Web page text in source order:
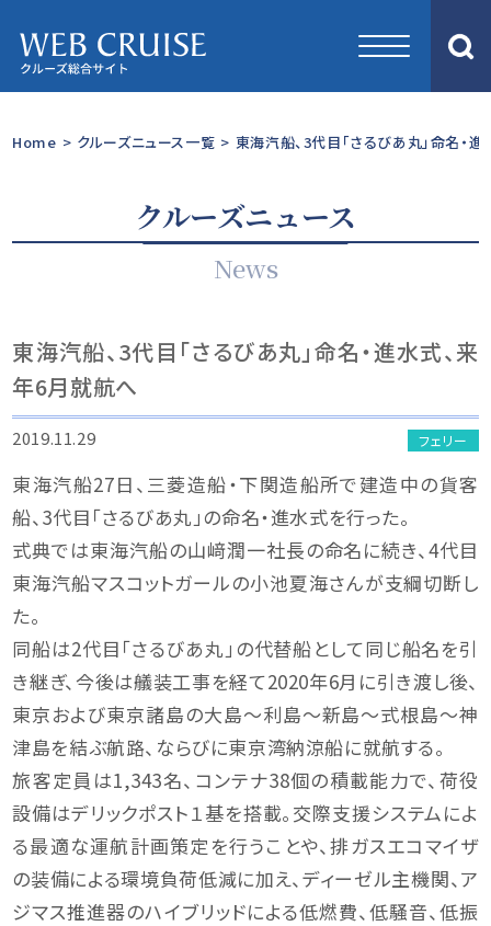
Home > クルーズニュース一覧 > 東海汽船、3代目「さるびあ丸」命名・
クルーズニュース
News
東海汽船、3代目「さるびあ丸」命名・進水式、来
年6月就航へ
2019.11.29 フェリー
東海汽船27日、三菱造船・下関造船所で建造中の貨客
船、3代目「さるびあ丸」の命名・進水式を行った。
式典では東海汽船の山﨑潤一社長の命名に続き、4代目
東海汽船マスコットガールの小池夏海さんが支綱切断し
た。
同船は2代目「さるびあ丸」の代替船として同じ船名を引
き継ぎ、今後は艤装工事を経て2020年6月に引き渡し後、
東京および東京諸島の大島～利島～新島～式根島～神
津島を結ぶ航路、ならびに東京湾納涼船に就航する。
旅客定員は1,343名、コンテナ38個の積載能力で、荷役
設備はデリックポスト１基を搭載。交際支援システムによ
る最適な運航計画策定を行うことや、排ガスエコマイザ
の装備による環境負荷低減に加え、ディーゼル主機関、ア
ジマス推進器のハイブリッドによる低燃費、低騒音、低振